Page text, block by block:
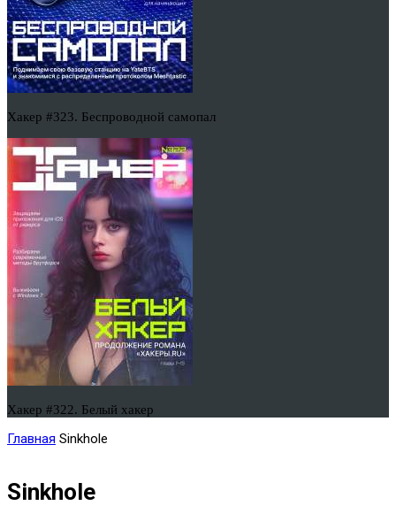
Хакер #323. Беспроводной самопал
Хакер #322. Белый хакер
Главная Sinkhole
Sinkhole